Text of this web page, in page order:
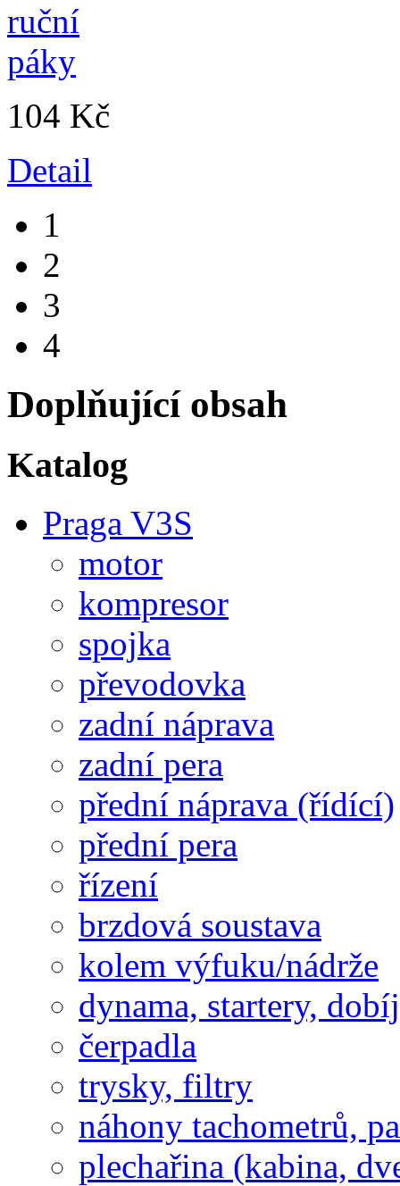
104 Kč
Detail
1
2
3
4
Doplňující obsah
Katalog
Praga V3S
motor
kompresor
spojka
převodovka
zadní náprava
zadní pera
přední náprava (řídící)
přední pera
řízení
brzdová soustava
kolem výfuku/nádrže
dynama, startery,
čerpadla
trysky, filtry
náhony tachometrů,
plechařina (kabina,